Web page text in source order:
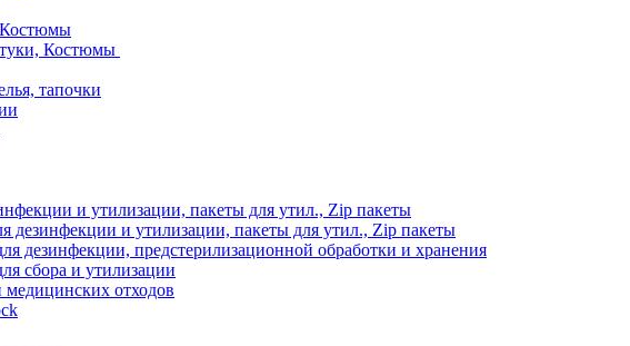
Костюмы
тапочки
и утилизации, пакеты для утил., Zip пакеты
дезинфекции и утилизации, пакеты для утил., Zip пакеты
дезинфекции, предстерилизационной обработки и хранения
сбора и утилизации
отходов